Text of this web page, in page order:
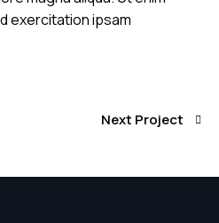
exercitation ipsam
Next Project